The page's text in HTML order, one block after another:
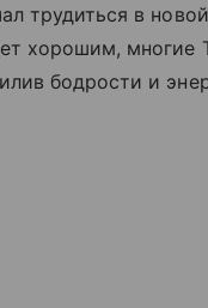
трудиться в
хорошим, многие
бодрости и